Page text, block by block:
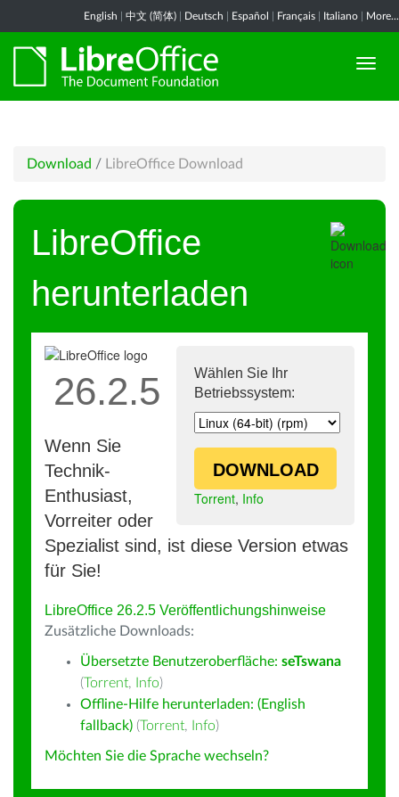
English 中文 (简体) Deutsch Español Français Italiano More...
Download / LibreOffice Download
LibreOffice
herunterladen
Wählen Sie Ihr
Betriebssystem:
DOWNLOAD
Torrent, Info
26.2.5
Wenn Sie
Technik-
Enthusiast,
Vorreiter oder
Spezialist sind, ist diese Version etwas
für Sie!
LibreOffice 26.2.5 Veröffentlichungshinweise
Zusätzliche Downloads:
Übersetzte Benutzeroberfläche: seTswana
(Torrent, Info)
Offline-Hilfe herunterladen: (English
fallback) (Torrent, Info)
Möchten Sie die Sprache wechseln?